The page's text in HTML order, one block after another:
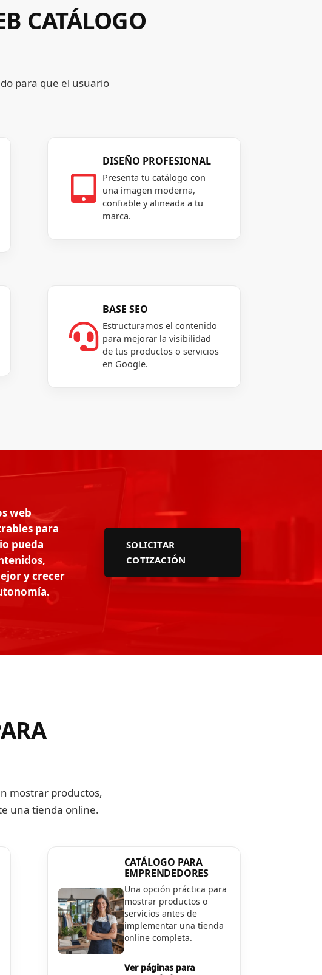
CATÁLOGO
para que el usuario

DISEÑO PROFESIONAL
Presenta tu catálogo con
una imagen moderna,
confiable y alineada a tu
marca.

BASE SEO
Estructuramos el contenido
para mejorar la visibilidad
de tus productos o servicios
en Google.
web
para
pueda
y crecer
SOLICITAR
COTIZACIÓN
mostrar productos,
una tienda online.
CATÁLOGO PARA
EMPRENDEDORES
Una opción práctica para
mostrar productos o
servicios antes de
implementar una tienda
online completa.
Ver páginas para